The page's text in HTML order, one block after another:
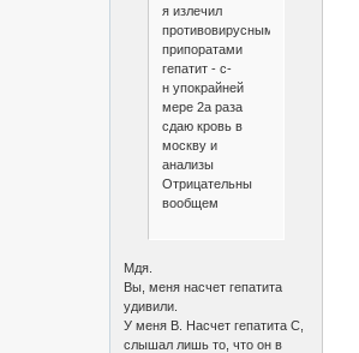
я излечил
противовирусными
припоратами
гепатит - с-
н упокрайней
мере 2а раза
сдаю кровь в
москву и
анализы
Отрицательны
вообщем
Мдя.
Вы, меня насчет гепатита
удивили.
У меня В. Насчет гепатита С,
слышал лишь то, что он в